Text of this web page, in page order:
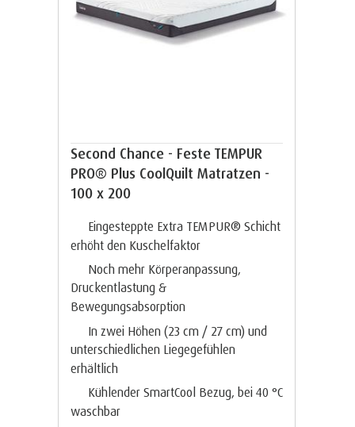
Second Chance - Feste TEMPUR
PRO® Plus CoolQuilt Matratzen -
100 x 200
Eingesteppte Extra TEMPUR® Schicht
erhöht den Kuschelfaktor
Noch mehr Körperanpassung,
Druckentlastung &
Bewegungsabsorption
In zwei Höhen (23 cm / 27 cm) und
unterschiedlichen Liegegefühlen
erhältlich
Kühlender SmartCool Bezug, bei 40 °C
waschbar